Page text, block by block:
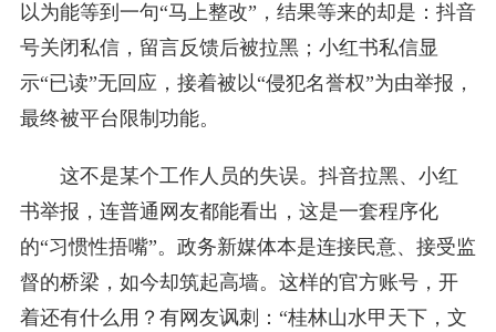
以为能等到一句“马上整改”，结果等来的却是：抖音
号关闭私信，留言反馈后被拉黑；小红书私信显
示“已读”无回应，接着被以“侵犯名誉权”为由举报，
最终被平台限制功能。
这不是某个工作人员的失误。抖音拉黑、小红
书举报，连普通网友都能看出，这是一套程序化
的“习惯性捂嘴”。政务新媒体本是连接民意、接受监
督的桥梁，如今却筑起高墙。这样的官方账号，开
着还有什么用？有网友讽刺：“桂林山水甲天下，文